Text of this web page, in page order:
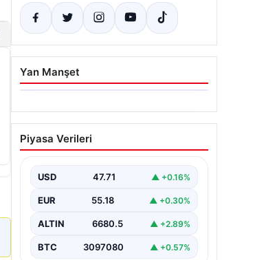
Yan Manşet
06.08.2026
Trabzonspor’da Mohamed
Salah’ın Transferinde
Taraftarlar Tarihi Ana
Tanıklık Etti
yıldız isimlerinden Mohamed Salah’ı
yaşıyor. Yoğun ilgiyle karşılanan…
Piyasa Verileri
USD 47.71 ▲ +0.16%
EUR 55.18 ▲ +0.30%
ALTIN 6680.5 ▲ +2.89%
BTC 3097080 ▲ +0.57%